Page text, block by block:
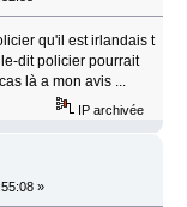
qu'il est irlandais t
dit policier pourrait
là a mon avis ...
IP archivée
»